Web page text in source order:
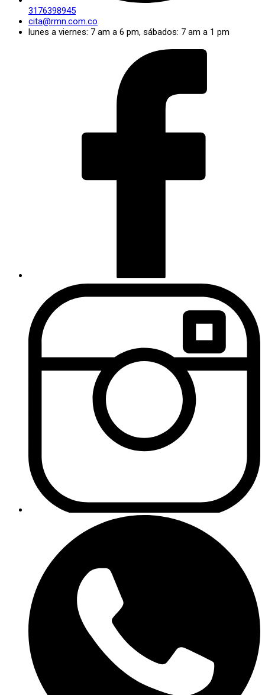
3176398945
cita@rmn.com.co
lunes a viernes: 7 am a 6 pm, sábados: 7 am a 1 pm